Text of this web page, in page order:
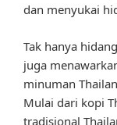
dan menyukai
Tak hanya
juga
minuman
Mulai dari kopi
tradisional